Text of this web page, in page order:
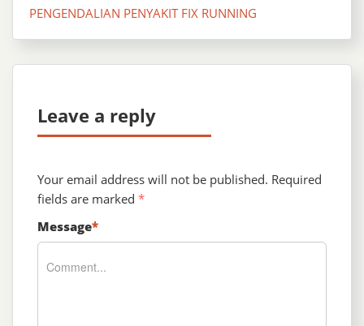
PENGENDALIAN PENYAKIT FIX RUNNING
Leave a reply
Your email address will not be published. Required
fields are marked *
Message*